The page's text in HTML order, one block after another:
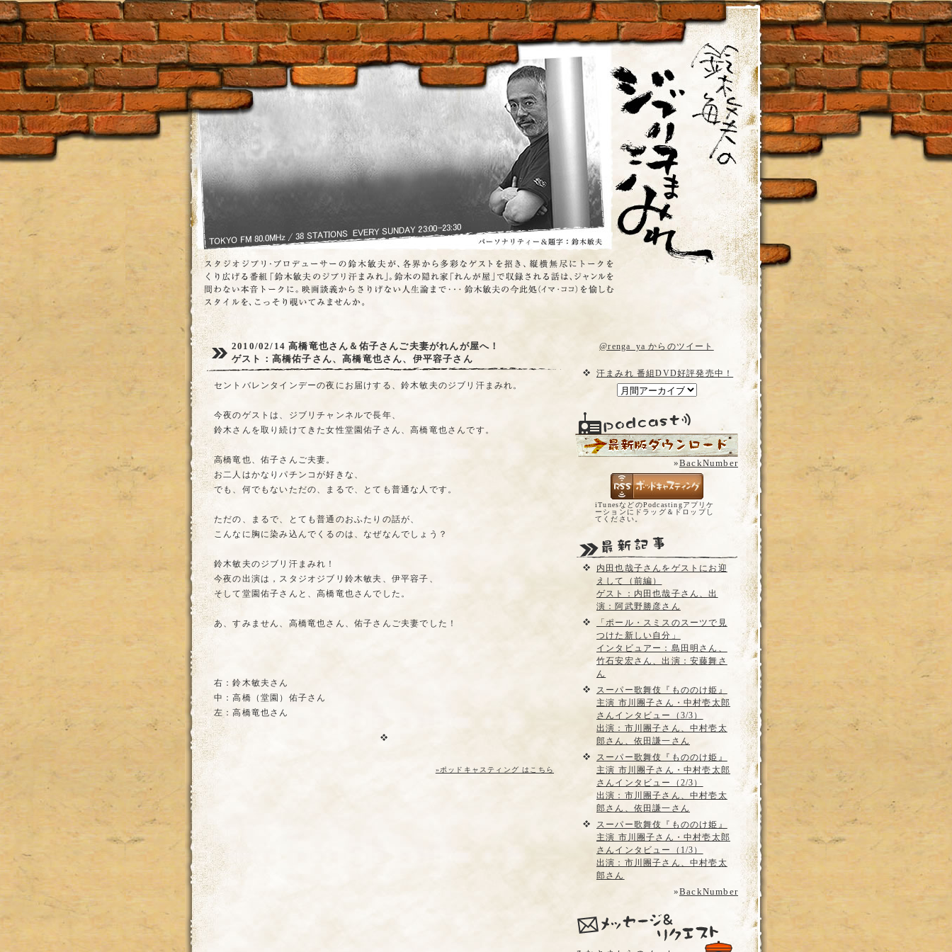
2010/02/14高橋竜也さん＆佑子さんご夫妻がれんが屋へ！
ゲスト：高橋佑子さん、高橋竜也さん、伊平容子さん
セントバレンタインデーの夜にお届けする、鈴木敏夫のジブリ汗まみれ。
今夜のゲストは、ジブリチャンネルで長年、
鈴木さんを取り続けてきた女性堂園佑子さん、高橋竜也さんです。
高橋竜也、佑子さんご夫妻。
お二人はかなりパチンコが好きな、
でも、何でもないただの、まるで、とても普通な人です。
ただの、まるで、とても普通のおふたりの話が、
こんなに胸に染み込んでくるのは、なぜなんでしょう？
鈴木敏夫のジブリ汗まみれ！
今夜の出演は，スタジオジブリ鈴木敏夫、伊平容子、
そして堂園佑子さんと、高橋竜也さんでした。
あ、すみません、高橋竜也さん、佑子さんご夫妻でした！
右：鈴木敏夫さん
中：高橋（堂園）佑子さん
左：高橋竜也さん
»ポッドキャスティング はこちら
@renga_ya からのツイート
汗まみれ 番組DVD好評発売中！
»BackNumber
iTunesなどのPodcastingアプリケ
ーションにドラッグ＆ドロップし
てください。
内田也哉子さんをゲストにお迎
えして（前編）
ゲスト：内田也哉子さん、出
演：阿武野勝彦さん
「ポール・スミスのスーツで見
つけた新しい自分」
インタビュアー：島田明さん、
竹石安宏さん、出演：安藤舞さ
ん
スーパー歌舞伎『もののけ姫』
主演 市川團子さん・中村壱太郎
さんインタビュー（3/3）
出演：市川團子さん、中村壱太
郎さん、依田謙一さん
スーパー歌舞伎『もののけ姫』
主演 市川團子さん・中村壱太郎
さんインタビュー（2/3）
出演：市川團子さん、中村壱太
郎さん、依田謙一さん
スーパー歌舞伎『もののけ姫』
主演 市川團子さん・中村壱太郎
さんインタビュー（1/3）
出演：市川團子さん、中村壱太
郎さん
»BackNumber